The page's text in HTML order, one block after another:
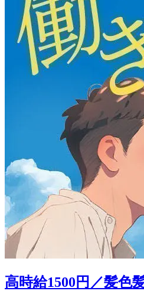
高時給1500円／髪色